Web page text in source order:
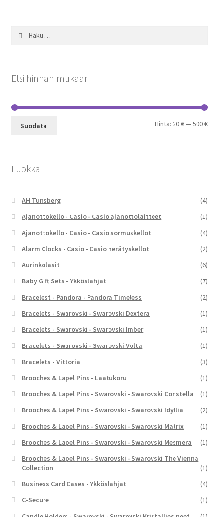
Etsi hinnan mukaan
Suodata Hinta: 20 €—500 €
Luokka
AH Tunsberg
(4)
Ajanottokello - Casio - Casio ajanottolaitteet
(1)
Ajanottokello - Casio - Casio sormuskellot
(4)
Alarm Clocks - Casio - Casio herätyskellot
(2)
Aurinkolasit
(6)
Baby Gift Sets - Ykköslahjat
(7)
Bracelest - Pandora - Pandora Timeless
(2)
Bracelets - Swarovski - Swarovski Dextera
(1)
Bracelets - Swarovski - Swarovski Imber
(1)
Bracelets - Swarovski - Swarovski Volta
(1)
Bracelets - Vittoria
(3)
Brooches & Lapel Pins - Laatukoru
(1)
Brooches & Lapel Pins - Swarovski - Swarovski Constella
(1)
Brooches & Lapel Pins - Swarovski - Swarovski Idyllia
(2)
Brooches & Lapel Pins - Swarovski - Swarovski Matrix
(1)
Brooches & Lapel Pins - Swarovski - Swarovski Mesmera
(1)
Brooches & Lapel Pins - Swarovski - Swarovski The Vienna
Collection
(1)
Business Card Cases - Ykköslahjat
(4)
C-Secure
(1)